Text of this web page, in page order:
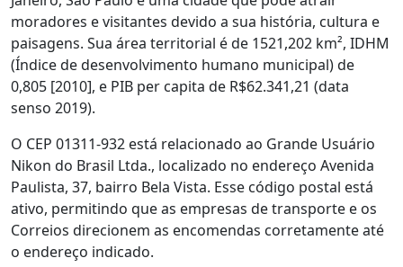
moradores e visitantes devido a sua história, cultura e
paisagens. Sua área territorial é de 1521,202 km², IDHM
(Índice de desenvolvimento humano municipal) de
0,805 [2010], e PIB per capita de R$62.341,21 (data
senso 2019).
O CEP 01311-932 está relacionado ao Grande Usuário
Nikon do Brasil Ltda., localizado no endereço Avenida
Paulista, 37, bairro Bela Vista. Esse código postal está
ativo, permitindo que as empresas de transporte e os
Correios direcionem as encomendas corretamente até
o endereço indicado.